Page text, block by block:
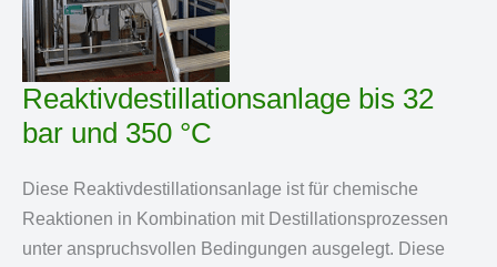
Reaktivdestillationsanlage bis 32
bar und 350 °C
Diese Reaktivdestillationsanlage ist für chemische
Reaktionen in Kombination mit Destillationsprozessen
unter anspruchsvollen Bedingungen ausgelegt. Diese